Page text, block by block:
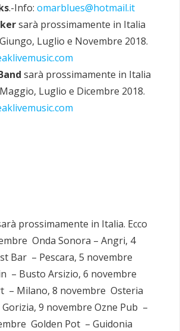
.-Info: omarblues@hotmail.it
sarà prossimamente in Italia
Luglio e Novembre 2018.
sarà prossimamente in Italia
Luglio e Dicembre 2018.
prossimamente in Italia. Ecco
Onda Sonora – Angri, 4
Bar – Pescara, 5 novembre
– Busto Arsizio, 6 novembre
– Milano, 8 novembre Osteria
Gorizia, 9 novembre Ozne Pub –
Golden Pot – Guidonia